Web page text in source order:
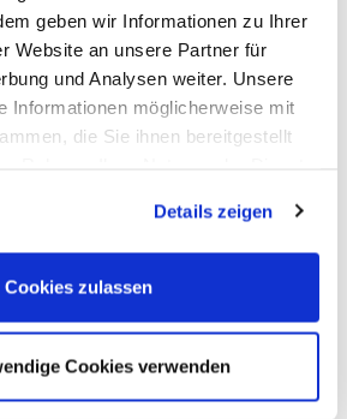
geben wir Informationen zu Ihrer
Website an unsere Partner für
und Analysen weiter. Unsere
Informationen möglicherweise mit
die Sie ihnen bereitgestellt
Webseite weiterhin nutzen.
Details zeigen
Cookies zulassen
Cookies verwenden
Messeerlebnis in